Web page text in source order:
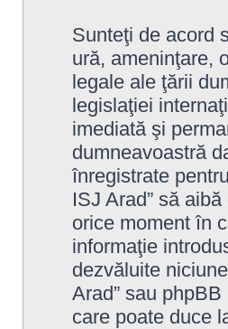
Sunteţi de acord
ură, ameninţare,
legale ale ţării
legislaţiei
imediată şi
dumneavoastră
înregistrate
ISJ Arad” să
orice moment în
informaţie
dezvăluite
Arad” sau
care poate duce